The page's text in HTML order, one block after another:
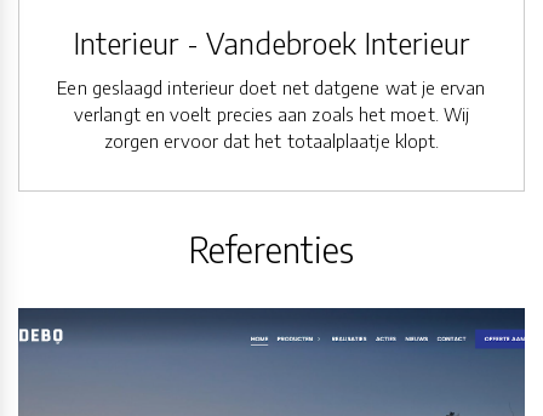
Interieur - Vandebroek Interieur
Een geslaagd interieur doet net datgene wat je ervan
verlangt en voelt precies aan zoals het moet. Wij
zorgen ervoor dat het totaalplaatje klopt.
Referenties